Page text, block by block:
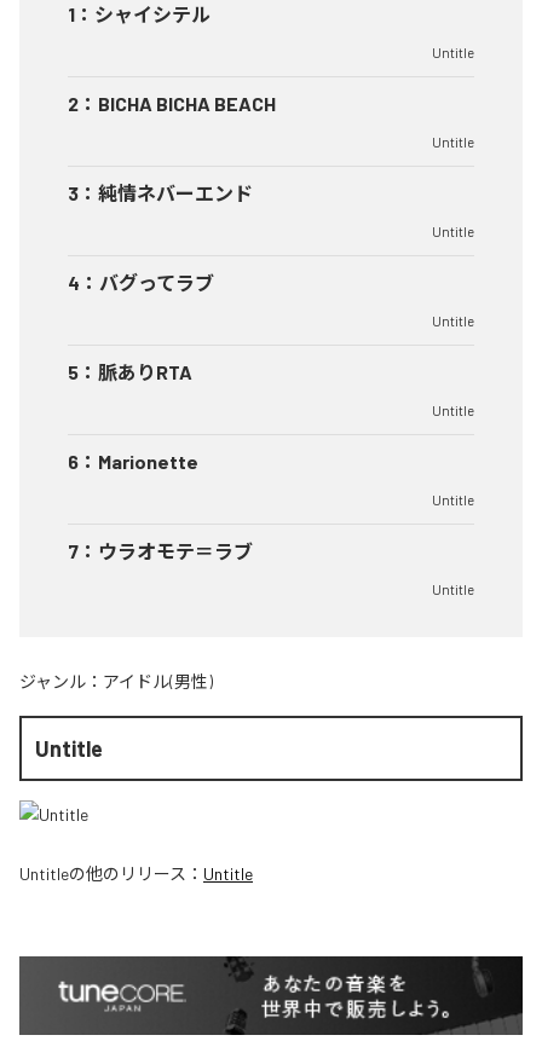
1 ： シャイシテル
Untitle
2 ： BICHA BICHA BEACH
Untitle
3 ： 純情ネバーエンド
Untitle
4 ： バグってラブ
Untitle
5 ： 脈ありRTA
Untitle
6 ： Marionette
Untitle
7 ： ウラオモテ＝ラブ
Untitle
ジャンル： アイドル(男性)
Untitle
Untitleの他のリリース： Untitle